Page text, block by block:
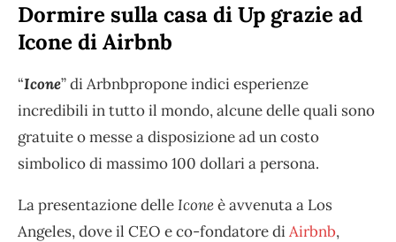
Dormire sulla casa di Up grazie ad
Icone di Airbnb
“Icone” di Arbnbpropone indici esperienze
incredibili in tutto il mondo, alcune delle quali sono
gratuite o messe a disposizione ad un costo
simbolico di massimo 100 dollari a persona.
La presentazione delleIconeè avvenuta a Los
Angeles, dove il CEO e co-fondatore diAirbnb,